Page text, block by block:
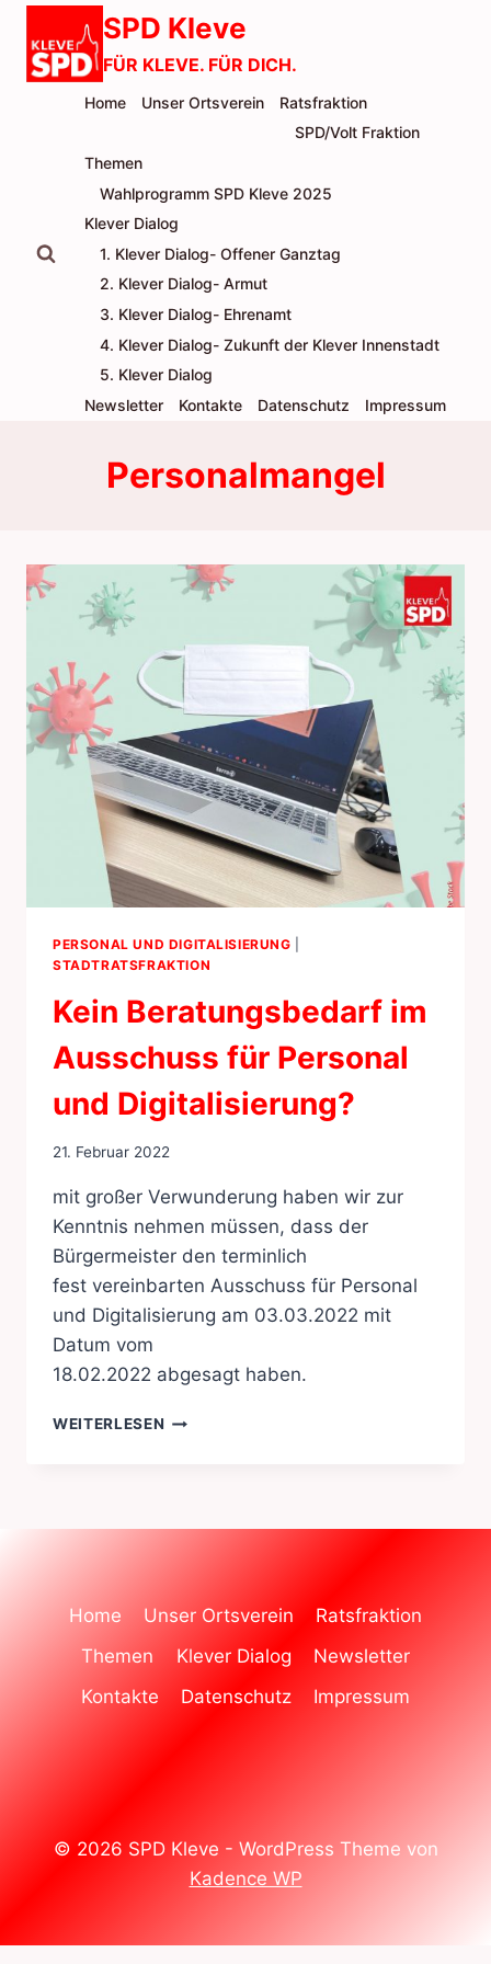
Inhalt
springen
SPD Kleve
FÜR KLEVE. FÜR DICH.
Home Unser Ortsverein
Ratsfraktion
SPD/Volt Fraktion
Themen
Wahlprogramm SPD Kleve 2025
Klever Dialog
1. Klever Dialog- Offener Ganztag
2. Klever Dialog- Armut
3. Klever Dialog- Ehrenamt
4. Klever Dialog- Zukunft der Klever Innenstadt
5. Klever Dialog
Newsletter
Kontakte Datenschutz Impressum
Personalmangel
PERSONAL UND DIGITALISIERUNG
STADTRATSFRAKTION
Kein Beratungsbedarf im
Ausschuss für Personal
und Digitalisierung?
21. Februar 2022
mit großer Verwunderung haben wir zur
Kenntnis nehmen müssen, dass der
Bürgermeister den terminlich
fest vereinbarten Ausschuss für Personal
und Digitalisierung am 03.03.2022 mit
Datum vom
18.02.2022 abgesagt haben.
WEITERLESEN KEIN
PERSONAL
Home Unser Ortsverein
Ratsfraktion
Themen
Klever Dialog
Newsletter
Kontakte
Datenschutz Impressum
© 2026 SPD Kleve - WordPress Theme von
Kadence WP